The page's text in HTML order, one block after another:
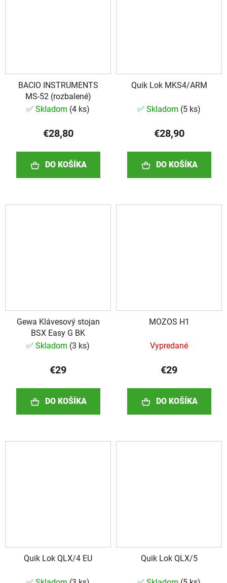
BACIO INSTRUMENTS
MS-52 (rozbalené)
✅ Skladom (4 ks)
€28,80
DO KOŠÍKA
Quik Lok MKS4/ARM
✅ Skladom (5 ks)
€28,90
DO KOŠÍKA
Gewa Klávesový stojan
BSX Easy G BK
✅ Skladom (3 ks)
€29
DO KOŠÍKA
MOZOS H1
Vypredané
€29
DO KOŠÍKA
Quik Lok QLX/4 EU Quik Lok QLX/5